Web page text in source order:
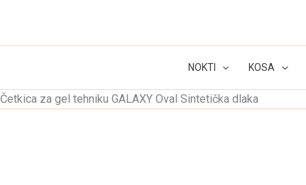
NOKTI KOSA
Četkica za gel tehniku GALAXY Oval Sintetička dlaka